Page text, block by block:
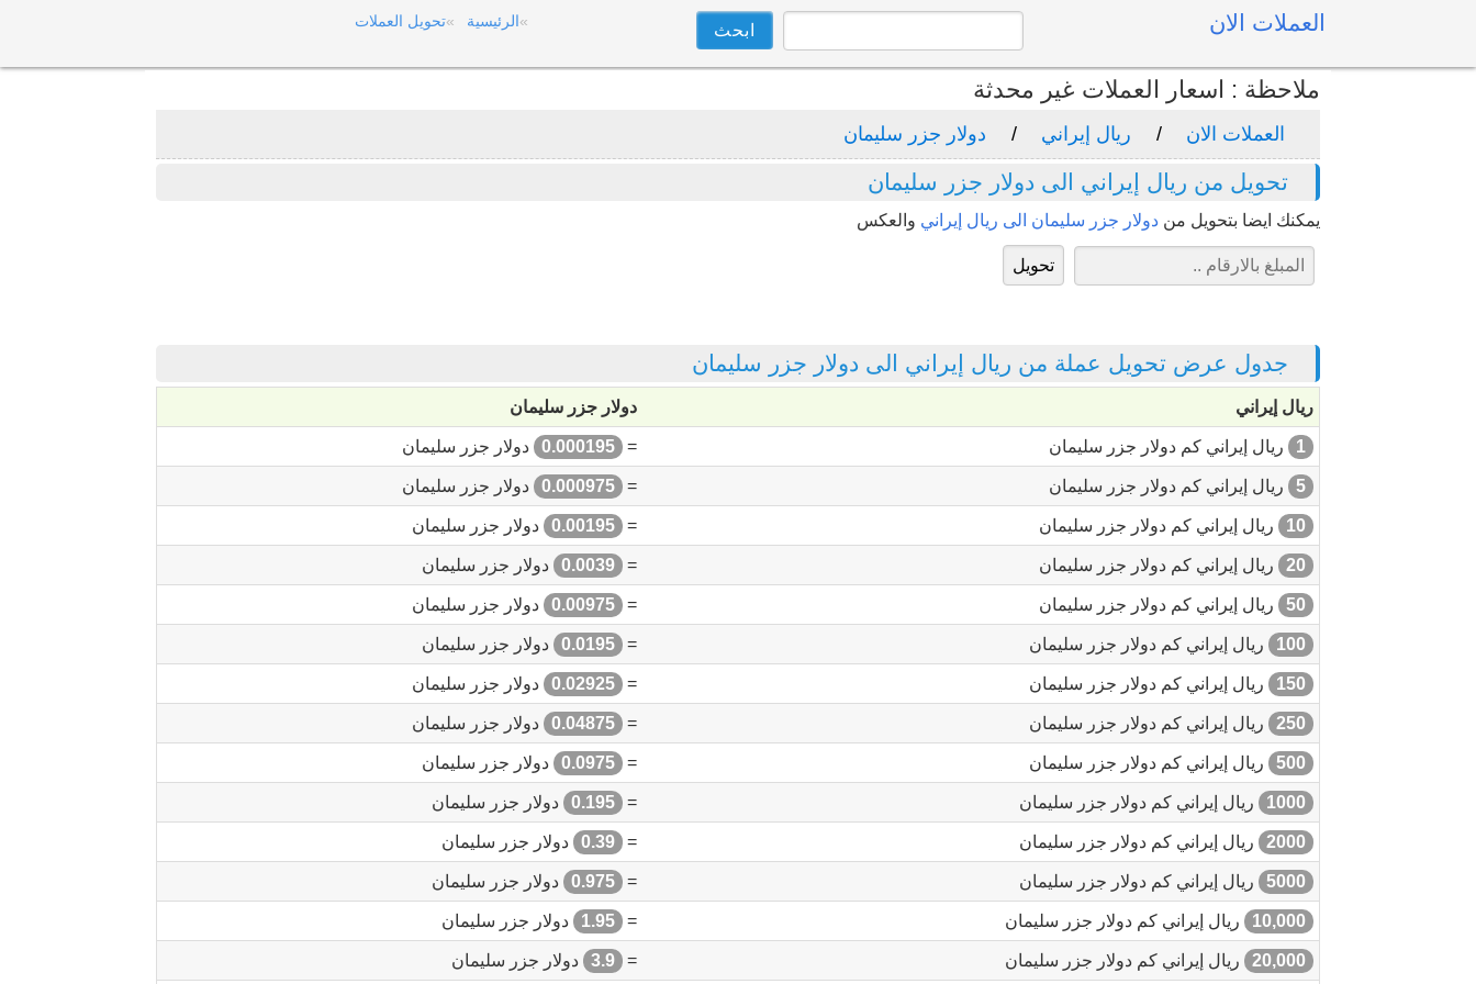
العملات الان الرئيسية تحويل العملات
ملاحظة : اسعار العملات غير محدثة
العملات الان ريال إيراني دولار جزر سليمان
تحويل من ريال إيراني الى دولار جزر سليمان
يمكنك ايضا بتحويل من دولار جزر سليمان الى ريال إيراني والعكس
جدول عرض تحويل عملة من ريال إيراني الى دولار جزر سليمان
ريال إيراني دولار جزر سليمان
1 ريال إيراني كم دولار جزر سليمان =
0.000195 دولار جزر سليمان
5 ريال إيراني كم دولار جزر سليمان =
0.000975 دولار جزر سليمان
10 ريال إيراني كم دولار جزر سليمان =
0.00195 دولار جزر سليمان
20 ريال إيراني كم دولار جزر سليمان =
0.0039 دولار جزر سليمان
50 ريال إيراني كم دولار جزر سليمان =
0.00975 دولار جزر سليمان
100 ريال إيراني كم دولار جزر سليمان =
0.0195 دولار جزر سليمان
150 ريال إيراني كم دولار جزر سليمان =
0.02925 دولار جزر سليمان
250 ريال إيراني كم دولار جزر سليمان =
0.04875 دولار جزر سليمان
500 ريال إيراني كم دولار جزر سليمان =
0.0975 دولار جزر سليمان
1000 ريال إيراني كم دولار جزر سليمان =
0.195 دولار جزر سليمان
2000 ريال إيراني كم دولار جزر سليمان =
0.39 دولار جزر سليمان
5000 ريال إيراني كم دولار جزر سليمان =
0.975 دولار جزر سليمان
10,000 ريال إيراني كم دولار جزر سليمان =
1.95 دولار جزر سليمان
20,000 ريال إيراني كم دولار جزر سليمان =
3.9 دولار جزر سليمان